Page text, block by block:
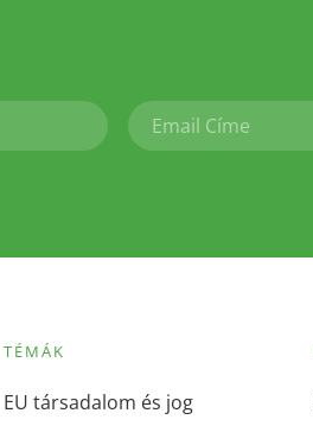
TÉMÁK
EU társadalom és jog